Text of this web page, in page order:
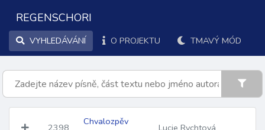
REGENSCHORI
VYHLEDÁVÁNÍ O PROJEKTU TMAVÝ MÓD
2398
Chvalozpěv
Lucie Rychtová